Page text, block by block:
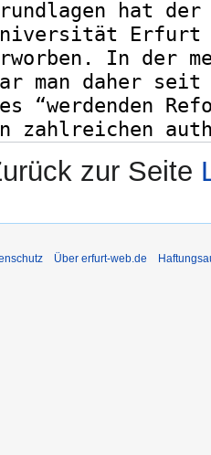
zur Seite
Über erfurt-web.de